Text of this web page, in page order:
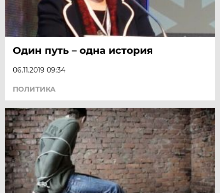
Один путь – одна история
06.11.2019 09:34
ПОЛИТИКА